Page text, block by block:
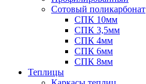
Сотовый поликарбонат
СПК 10мм
СПК 3,5мм
СПК 4мм
СПК 6мм
СПК 8мм
Теплицы